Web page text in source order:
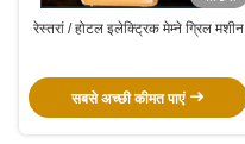
रेस्तरां / होटल इलेक्ट्रिक मेम्ने ग्रिल मशीन
सबसे अच्छी कीमत पाएं